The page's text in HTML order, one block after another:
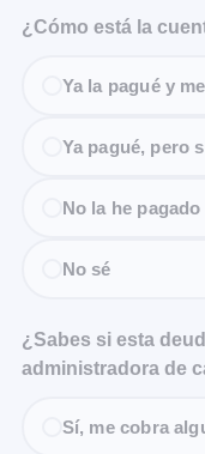
¿Cómo está la
Ya la pagué y
Ya pagué, pero
No la he pagado
No sé
¿Sabes si esta
administradora de
Sí, me cobra